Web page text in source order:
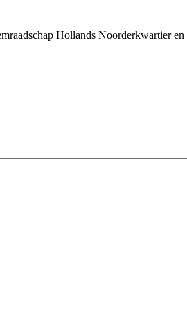
Hollands Noorderkwartier en